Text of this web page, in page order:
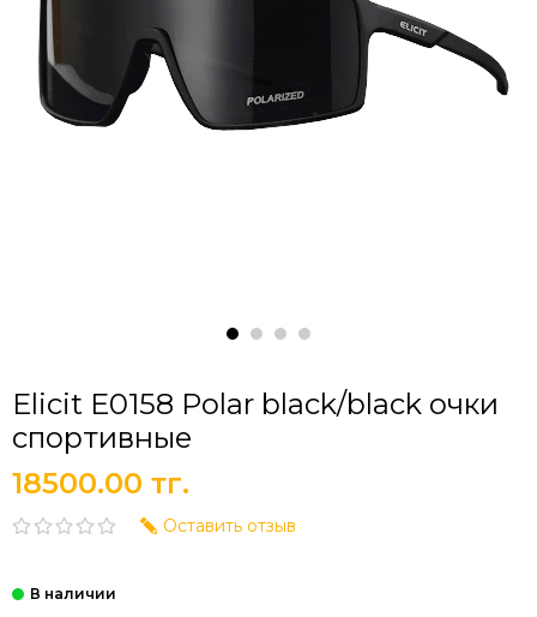
Elicit E0158 Polar black/black очки
спортивные
18500.00 тг.
Оставить отзыв